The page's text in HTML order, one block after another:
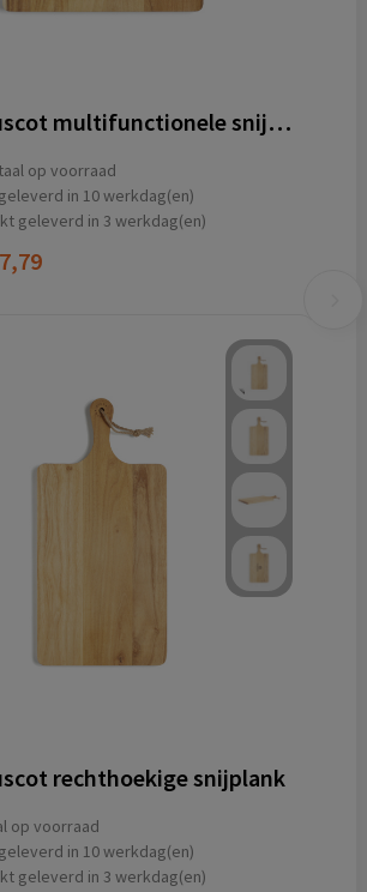
VINGA Buscot multifunctionele snijplank
op voorraad
in 10 werkdag(en)
geleverd in 3 werkdag(en)
rechthoekige snijplank
op voorraad
in 10 werkdag(en)
geleverd in 3 werkdag(en)